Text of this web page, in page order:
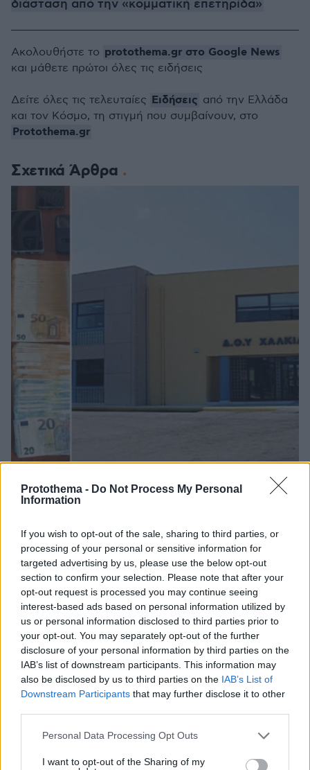
Protothema - Do Not Process My Personal
Information
If you wish to opt-out of the sale, sharing to third parties, or
processing of your personal or sensitive information for
targeted advertising by us, please use the below opt-out
section to confirm your selection. Please note that after your
opt-out request is processed you may continue seeing
interest-based ads based on personal information utilized by
us or personal information disclosed to third parties prior to
your opt-out. You may separately opt-out of the further
disclosure of your personal information by third parties on the
IAB’s list of downstream participants. This information may
also be disclosed by us to third parties on the IAB’s List of
Downstream Participants that may further disclose it to other
Please note that this website/app uses one or more Google
not limited to your visit or usage behaviour. You may click to
Personal Data Processing Opt Outs
I want to opt-out of the Sharing of my
διάσταση από την «κομματική επετηρίδα»
Σχετικά Άρθρα
Η «Λίνα», η διεκπεραιώτρια, ο λογιστής και οι ταρίφες για
τους εφοριακούς της Χαλκίδας
22.05.2024, 16:12
Ακολουθήστε το protothema.gr στο Google News
και μάθετε πρώτοι όλες τις ειδήσεις
Δείτε όλες τις τελευταίες Ειδήσεις από την Ελλάδα
και τον Κόσμο, τη στιγμή που συμβαίνουν, στο
Protothema.gr